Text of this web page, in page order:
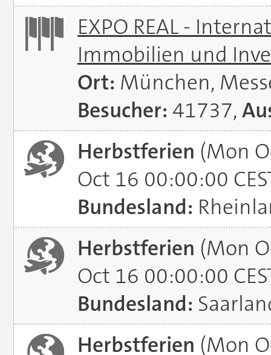
EXPO REAL -
Immobilien und
Ort: München,
Besucher: 41737,
Herbstferien (Mon
Oct 16 00:00:00
Bundesland:
Herbstferien (Mon
Oct 16 00:00:00
Bundesland:
Herbstferien (Mon